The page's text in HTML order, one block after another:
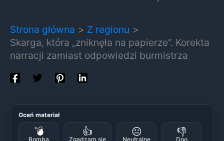
Strona główna
Z regionu
Skarga, która „zniknęła na papierze”. Korekta
narracji zamiast odpowiedzi burmistrza
Oceń materiał
💣
Bomba
👍
Zgadzam się
😐
Neutralne
👎
Dno